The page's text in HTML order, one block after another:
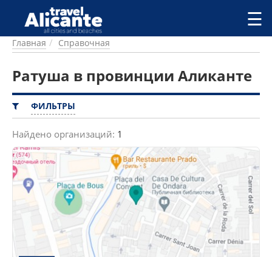
Перейти к основному содержанию
ГОРОДА
ПИТАНИЕ
ПРОЖИВАНИЕ
ПЛЯЖИ
КЕМПИНГ
КОМАРКИ (РАЙОНЫ)
РЕЦЕПТЫ
ПРЕДЛОЖЕНИЯ
УСЛУГИ
☰
Главная Справочная
Ратуша в провинции Аликанте
ФИЛЬТРЫ
Найдено организаций: 1